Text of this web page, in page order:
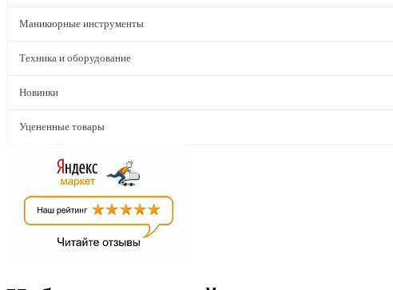
Маникюрные инструменты
Техника и оборудование
Новинки
Уцененные товары